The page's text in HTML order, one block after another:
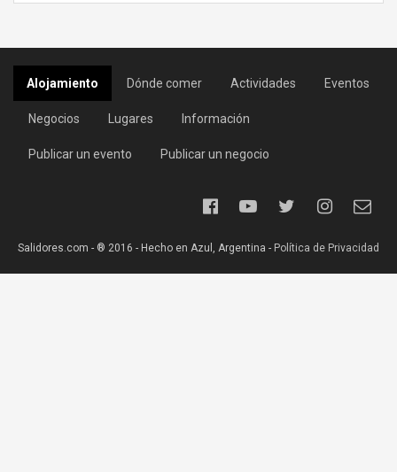
Alojamiento Dónde comer Actividades Eventos
Negocios Lugares Información
Publicar un evento Publicar un negocio
Salidores.com - ® 2016 - Hecho en Azul, Argentina - Política de Privacidad